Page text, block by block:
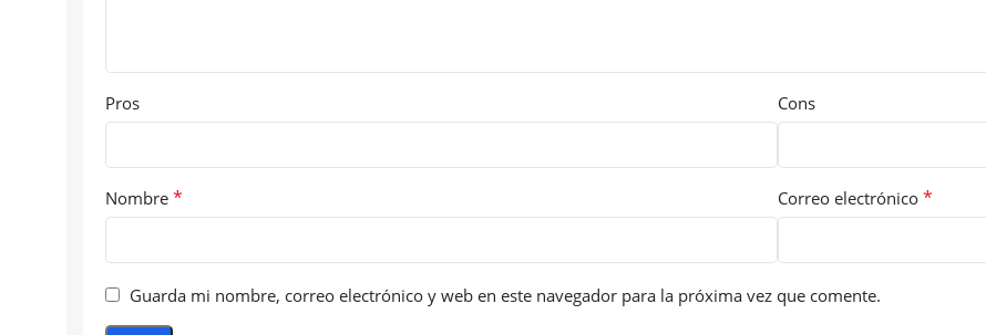
Pros Cons
Nombre * Correo electrónico *
Guarda mi nombre, correo electrónico y web en este navegador para la próxima vez que comente.